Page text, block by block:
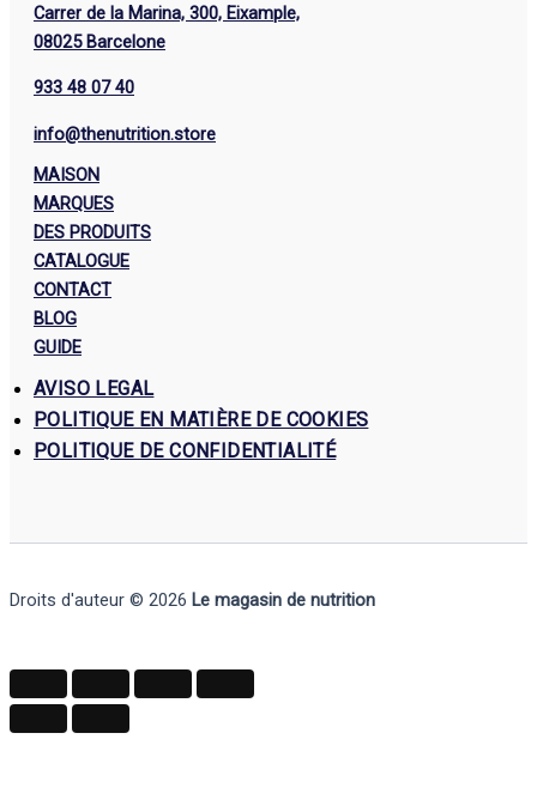
Carrer de la Marina, 300, Eixample,
08025 Barcelone
933 48 07 40
info@thenutrition.store
MAISON
MARQUES
DES PRODUITS
CATALOGUE
CONTACT
BLOG
GUIDE
AVISO LEGAL
POLITIQUE EN MATIÈRE DE COOKIES
POLITIQUE DE CONFIDENTIALITÉ
Droits d'auteur © 2026 Le magasin de nutrition